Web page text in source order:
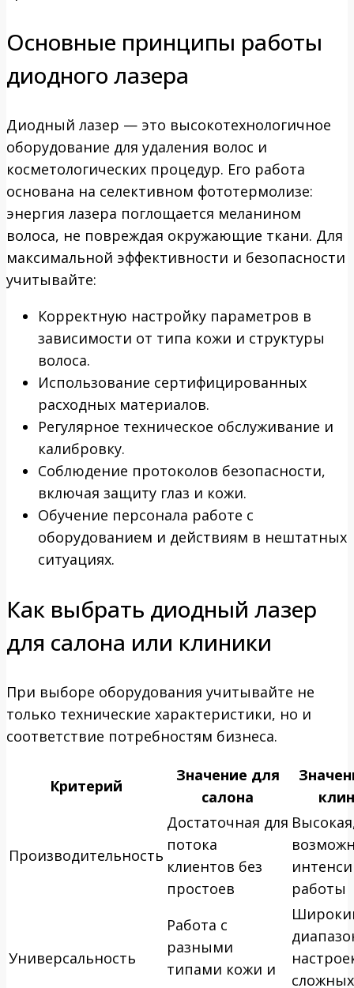
Основные принципы работы
диодного лазера
Диодный лазер — это высокотехнологичное
оборудование для удаления волос и
косметологических процедур. Его работа
основана на селективном фототермолизе:
энергия лазера поглощается меланином
волоса, не повреждая окружающие ткани. Для
максимальной эффективности и безопасности
учитывайте:
Корректную настройку параметров в
зависимости от типа кожи и структуры
волоса.
Использование сертифицированных
расходных материалов.
Регулярное техническое обслуживание и
калибровку.
Соблюдение протоколов безопасности,
включая защиту глаз и кожи.
Обучение персонала работе с
оборудованием и действиям в нештатных
ситуациях.
Как выбрать диодный лазер
для салона или клиники
При выборе оборудования учитывайте не
только технические характеристики, но и
соответствие потребностям бизнеса.
Критерий
Значение для
салона
Производительность
Достаточная для
потока
клиентов без
простоев
работы
Универсальность
Работа с
разными
типами кожи и
сложных